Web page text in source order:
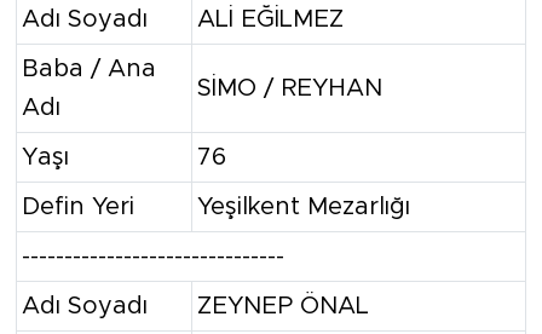
Adı Soyadı ALİ EĞİLMEZ
Baba / Ana
Adı
SİMO / REYHAN
Yaşı 76
Defin Yeri Yeşilkent Mezarlığı
-------------------------------
Adı Soyadı ZEYNEP ÖNAL